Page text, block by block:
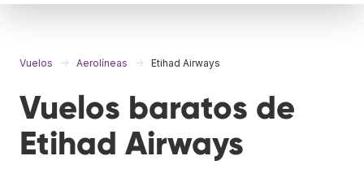
Vuelos Aerolíneas Etihad Airways
Vuelos baratos de
Etihad Airways